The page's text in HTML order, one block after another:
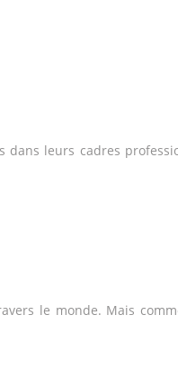
leurs cadres
le monde. Mais